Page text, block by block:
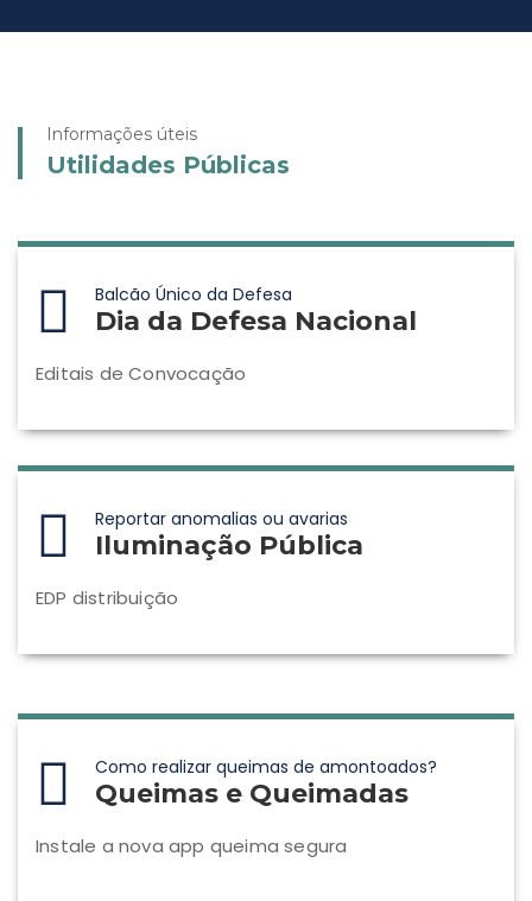
Informações úteis
Utilidades Públicas
Balcão Único da Defesa
Dia da Defesa Nacional
Editais de Convocação
Reportar anomalias ou avarias
Iluminação Pública
EDP distribuição
Como realizar queimas de amontoados?
Queimas e Queimadas
Instale a nova app queima segura